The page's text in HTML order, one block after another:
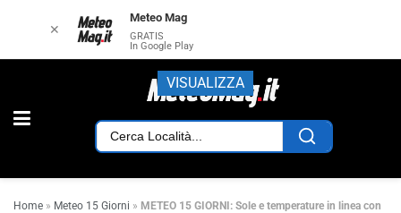
Home » Meteo 15 Giorni » METEO 15 GIORNI: Sole e temperature in linea con
✕
Meteo Mag
GRATIS
In Google Play
VISUALIZZA